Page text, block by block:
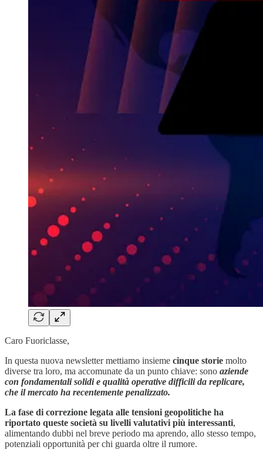
Caro Fuoriclasse,
In questa nuova newsletter mettiamo insieme cinque storie molto
diverse tra loro, ma accomunate da un punto chiave: sono aziende
con fondamentali solidi e qualità operative difficili da replicare,
che il mercato ha recentemente penalizzato.
La fase di correzione legata alle tensioni geopolitiche ha
riportato queste società su livelli valutativi più interessanti,
alimentando dubbi nel breve periodo ma aprendo, allo stesso tempo,
potenziali opportunità per chi guarda oltre il rumore.